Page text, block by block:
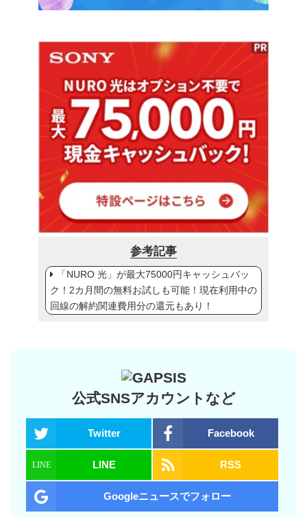
参考記事
「NURO 光」が最大75000円キャッシュバッ
ク！2カ月間の無料お試しも可能！現在利用中の
回線の解約関連費用分の還元もあり！
公式SNSアカウントなど
Twitter Facebook
LINE RSS
Googleニュースでフォロー